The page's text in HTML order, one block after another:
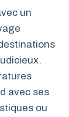
un
avec ses
ou